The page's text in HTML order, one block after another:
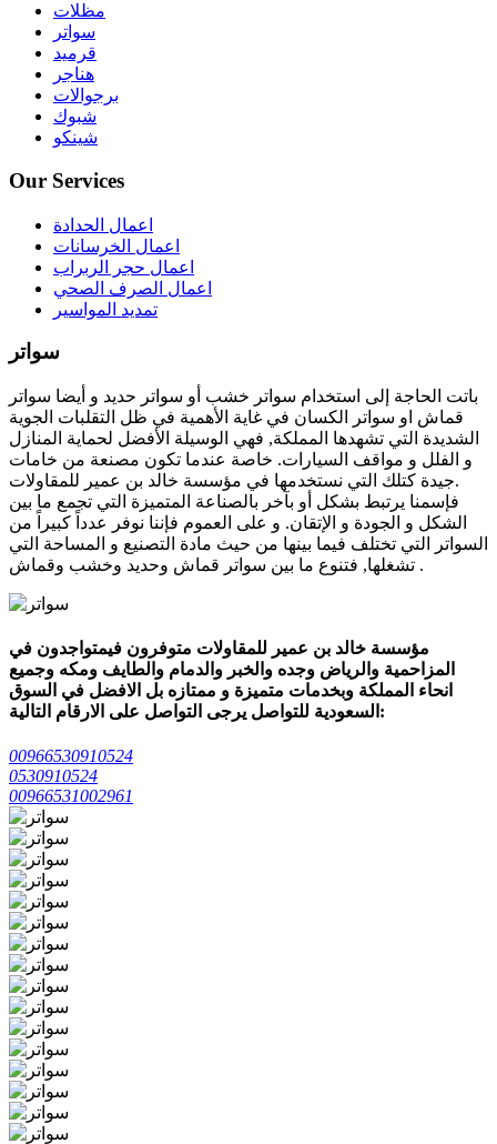
مظلات
سواتر
قرميد
هناجر
برجوالات
شبوك
شينكو
Our Services
اعمال الحدادة
اعمال الخرسانات
اعمال حجر الربراب
اعمال الصرف الصحي
تمديد المواسير
سواتر
باتت الحاجة إلى استخدام سواتر خشب أو سواتر حديد و أيضا سواتر
قماش او سواتر الكسان في غاية الأهمية في ظل التقلبات الجوية
الشديدة التي تشهدها المملكة, فهي الوسيلة الأفضل لحماية المنازل
و الفلل و مواقف السيارات. خاصة عندما تكون مصنعة من خامات
جيدة كتلك التي نستخدمها في مؤسسة خالد بن عمير للمقاولات.
فإسمنا يرتبط بشكل أو بآخر بالصناعة المتميزة التي تجمع ما بين
الشكل و الجودة و الإتقان. و على العموم فإننا نوفر عدداً كبيراً من
السواتر التي تختلف فيما بينها من حيث مادة التصنيع و المساحة التي
تشغلها, فتنوع ما بين سواتر قماش وحديد وخشب وقماش .
مؤسسة خالد بن عمير للمقاولات متوفرون فيمتواجدون في
المزاحمية والرياض وجده والخبر والدمام والطايف ومكه وجميع
انحاء المملكة وبخدمات متميزة و ممتازه بل الافضل في السوق
السعودية للتواصل يرجى التواصل على الارقام التالية:
00966530910524
0530910524
00966531002961